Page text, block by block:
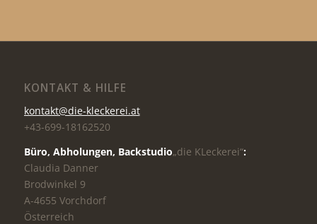
KONTAKT & HILFE
kontakt@die-kleckerei.at
+43-699-18162520
Büro, Abholungen, Backstudio„die KLeckerei“:
Claudia Danner
Brodwinkel 9
A-4655 Vorchdorf
Österreich